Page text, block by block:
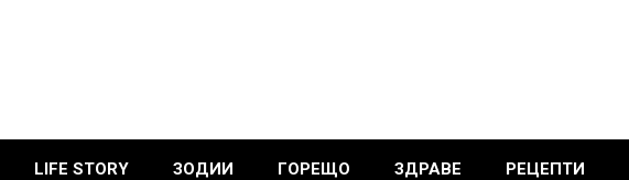
LIFE STORY ЗОДИИ ГОРЕЩО ЗДРАВЕ РЕЦЕПТИ